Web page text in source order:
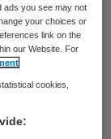
25 mei
de
van
ads you see may not
your choices or
link on the
our Website. For
cookies,